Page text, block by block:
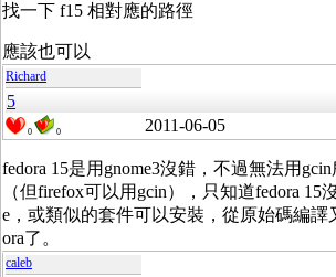
找一下 f15 相對應的路徑
應該也可以
Richard
5
0 0 2011-06-05
fedora 15是用gnome3沒錯，不過無法用
（但firefox可以用gcin），只知道fedora 15
e，或類似的套件可以安裝，從原始碼編譯
ora了。
caleb